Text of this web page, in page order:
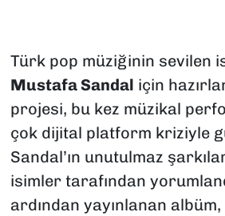
Türk pop müziğinin sevilen
Mustafa Sandal için
projesi, bu kez müzikal
çok dijital platform kriziyle
Sandal’ın unutulmaz
isimler tarafından
ardından yayınlanan